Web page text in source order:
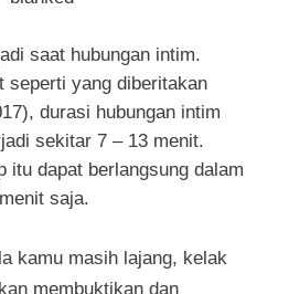
saat hubungan intim.
seperti yang diberitakan
durasi hubungan intim
sekitar 7 – 13 menit.
itu dapat berlangsung dalam
saja.
kamu masih lajang, kelak
membuktikan dan